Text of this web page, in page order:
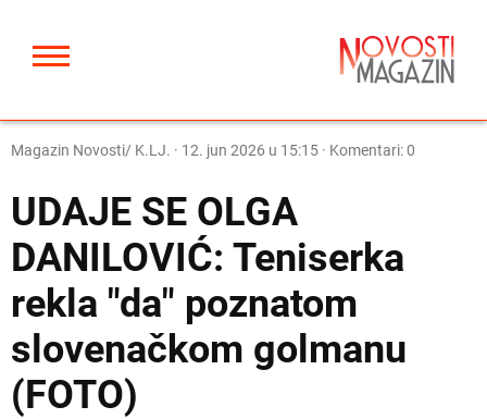
Magazin Novosti/ K.LJ. · 12. jun 2026 u 15:15 · Komentari: 0
UDAJE SE OLGA
DANILOVIĆ: Teniserka
rekla "da" poznatom
slovenačkom golmanu
(FOTO)